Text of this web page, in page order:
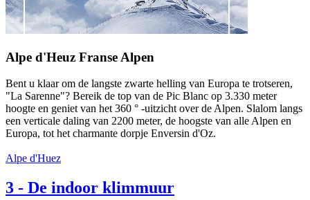
Alpe d'Heuz Franse Alpen
Bent u klaar om de langste zwarte helling van Europa te trotseren,
"La Sarenne"? Bereik de top van de Pic Blanc op 3.330 meter
hoogte en geniet van het 360 ° -uitzicht over de Alpen. Slalom langs
een verticale daling van 2200 meter, de hoogste van alle Alpen en
Europa, tot het charmante dorpje Enversin d'Oz.
Alpe d'Huez
3 - De indoor klimmuur